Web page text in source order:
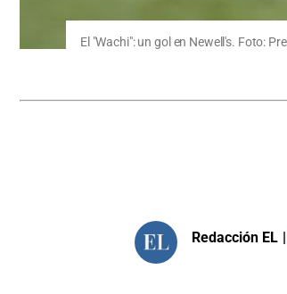
El "Wachi": un gol en Newell's. Foto:
Redacción EL |